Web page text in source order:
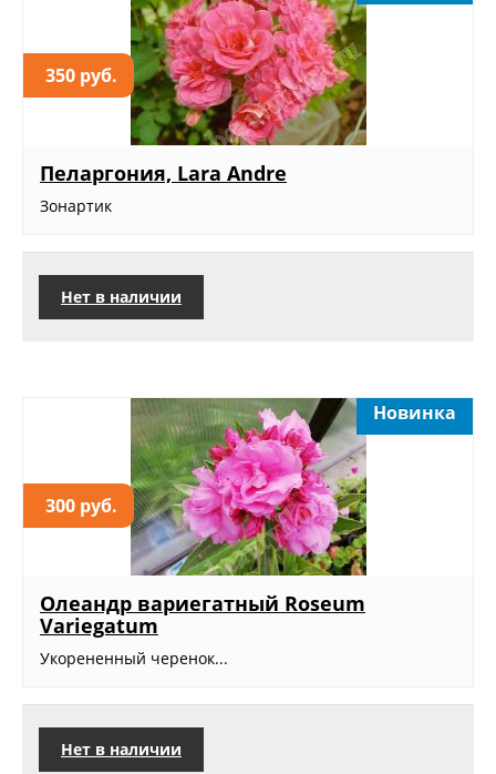
350 руб.
Пеларгония, Lara Andre
Зонартик
Нет в наличии
300 руб.
Новинка
Олеандр вариегатный Roseum
Variegatum
Укорененный черенок...
Нет в наличии